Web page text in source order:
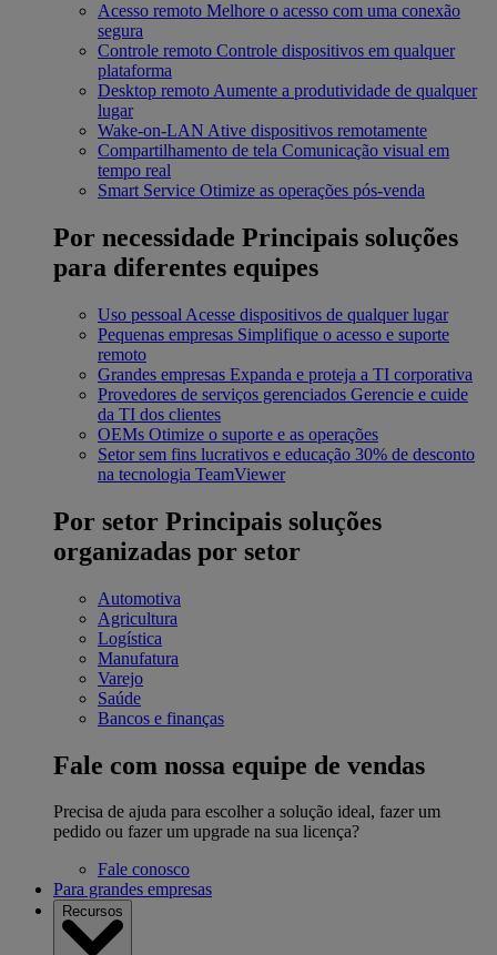
Acesso remoto Melhore o acesso com uma conexão
segura
Controle remoto Controle dispositivos em qualquer
plataforma
Desktop remoto Aumente a produtividade de qualquer
lugar
Wake-on-LAN Ative dispositivos remotamente
Compartilhamento de tela Comunicação visual em
tempo real
Smart Service Otimize as operações pós-venda
Por necessidade Principais soluções
para diferentes equipes
Uso pessoal Acesse dispositivos de qualquer lugar
Pequenas empresas Simplifique o acesso e suporte
remoto
Grandes empresas Expanda e proteja a TI corporativa
Provedores de serviços gerenciados Gerencie e cuide
da TI dos clientes
OEMs Otimize o suporte e as operações
Setor sem fins lucrativos e educação 30% de desconto
na tecnologia TeamViewer
Por setor Principais soluções
organizadas por setor
Automotiva
Agricultura
Logística
Manufatura
Varejo
Saúde
Bancos e finanças
Fale com nossa equipe de vendas
Precisa de ajuda para escolher a solução ideal, fazer um
pedido ou fazer um upgrade na sua licença?
Fale conosco
Para grandes empresas
Recursos